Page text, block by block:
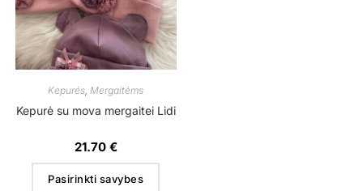
Kepurės,Mergaitėms
Kepurė su mova mergaitei Lidi
21.70 €
Pasirinkti savybes